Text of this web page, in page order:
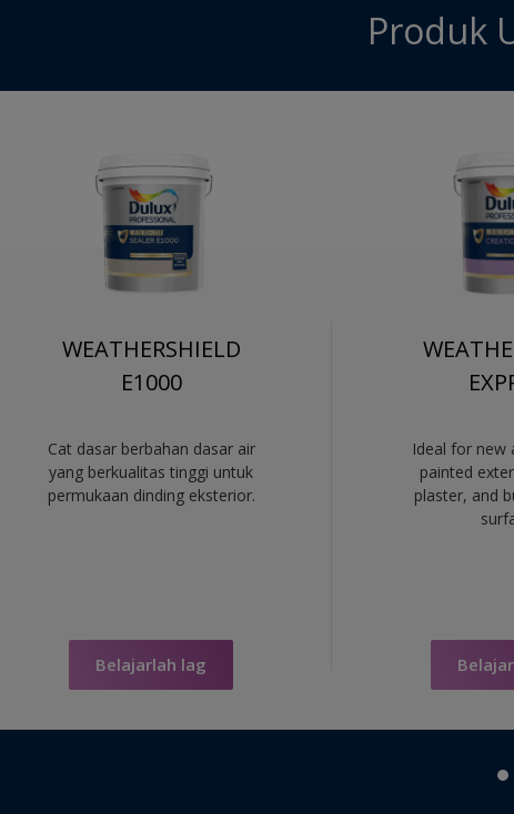
Produk
WEATHERSHIELD
E1000
Cat dasar berbahan dasar air
yang berkualitas tinggi untuk
permukaan dinding eksterior.
Belajarlah lag
Ideal for new
painted
plaster, and